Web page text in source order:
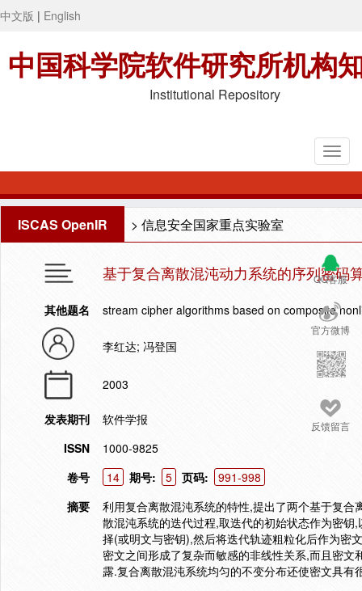
中文版 | English
中国科学院软件研究所机构
Institutional Repository
ISCAS OpenIR > 信息安全国家重点实验室
QQ客服
官方微博
反馈留言
基于复合离散混沌动力系统的序列密码
其他题名 stream cipher algorithms based on composite
李红达; 冯登国
2003
发表期刊
软件学报
ISSN
1000-9825
卷号
14 期号: 5 页码:
991-998
摘要
利用复合离散混沌系统的特性,提出了两个基于复
散混沌系统的迭代过程,取迭代的初始状态作为密
择(或明文与密钥),然后将迭代轨迹粗粒化后作为密
密文之间形成了复杂而敏感的非线性关系,而且密
露.复合离散混沌系统均匀的不变分布还使密文具